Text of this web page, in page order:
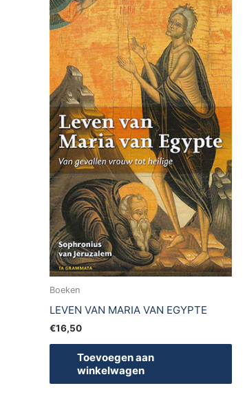
Boeken
LEVEN VAN MARIA VAN EGYPTE
€16,50
Toevoegen aan
winkelwagen